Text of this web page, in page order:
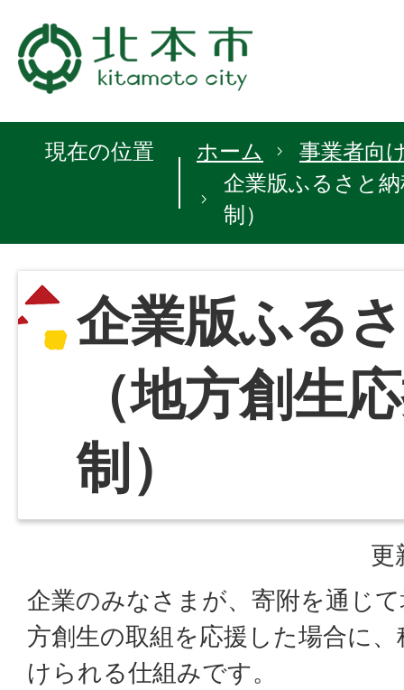
現在の位置 ホーム
事業者向
企業版ふるさと
制）
企業版ふる
（地方創生
制）
更
企業のみなさまが、寄附を通じ
方創生の取組を応援した場合に
けられる仕組みです。